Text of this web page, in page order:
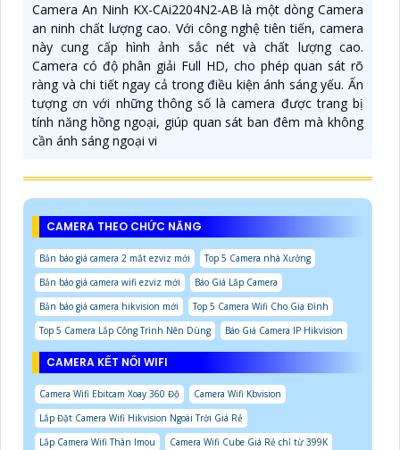
Camera An Ninh KX-CAi2204N2-AB là một dòng Camera
an ninh chất lượng cao. Với công nghệ tiên tiến, camera
này cung cấp hình ảnh sắc nét và chất lượng cao.
Camera có độ phân giải Full HD, cho phép quan sát rõ
ràng và chi tiết ngay cả trong điều kiện ánh sáng yếu. Ấn
tượng ơn với những thông số là camera được trang bị
tính năng hồng ngoại, giúp quan sát ban đêm mà không
cần ánh sáng ngoại vi
CAMERA THEO CHỨC NĂNG
Bản báo giá camera 2 mắt ezviz mới
Top 5 Camera nhà Xưởng
Bản báo giá camera wifi ezviz mới
Báo Giá Lắp Camera
Bản báo giá camera hikvision mới
Top 5 Camera Wifi Cho Gia Đình
Top 5 Camera Lắp Công Trình Nên Dùng
Báo Giá Camera IP Hikvision
CAMERA KẾT NỐI WIFI
Camera Wifi Ebitcam Xoay 360 Độ
Camera Wifi Kbvision
Lắp Đặt Camera Wifi Hikvision Ngoài Trời Giá Rẻ
Lắp Camera Wifi Thân Imou
Camera Wifi Cube Giá Rẻ chỉ từ 399K